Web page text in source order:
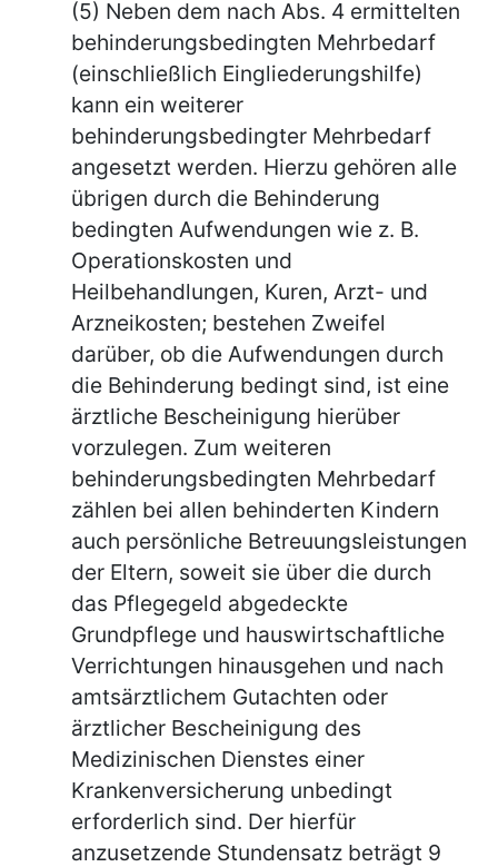
(5) Neben dem nach Abs. 4 ermittelten
behinderungsbedingten Mehrbedarf
(einschließlich Eingliederungshilfe)
kann ein weiterer
behinderungsbedingter Mehrbedarf
angesetzt werden. Hierzu gehören alle
übrigen durch die Behinderung
bedingten Aufwendungen wie z. B.
Operationskosten und
Heilbehandlungen, Kuren, Arzt- und
Arzneikosten; bestehen Zweifel
darüber, ob die Aufwendungen durch
die Behinderung bedingt sind, ist eine
ärztliche Bescheinigung hierüber
vorzulegen. Zum weiteren
behinderungsbedingten Mehrbedarf
zählen bei allen behinderten Kindern
auch persönliche Betreuungsleistungen
der Eltern, soweit sie über die durch
das Pflegegeld abgedeckte
Grundpflege und hauswirtschaftliche
Verrichtungen hinausgehen und nach
amtsärztlichem Gutachten oder
ärztlicher Bescheinigung des
Medizinischen Dienstes einer
Krankenversicherung unbedingt
erforderlich sind. Der hierfür
anzusetzende Stundensatz beträgt 9